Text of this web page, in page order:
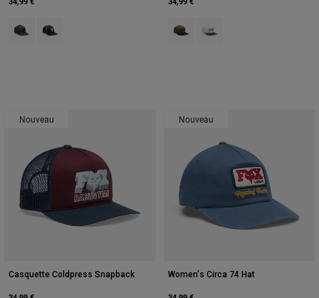
Product swatch type of Gris Ombre Foncé.
Product swatch type of Bleu minuit.Product swatch type of Vert olive.
Product swatch type of
Nouveau
Casquette Coldpress Snapback
Nouveau
Women's Circa 74 Hat